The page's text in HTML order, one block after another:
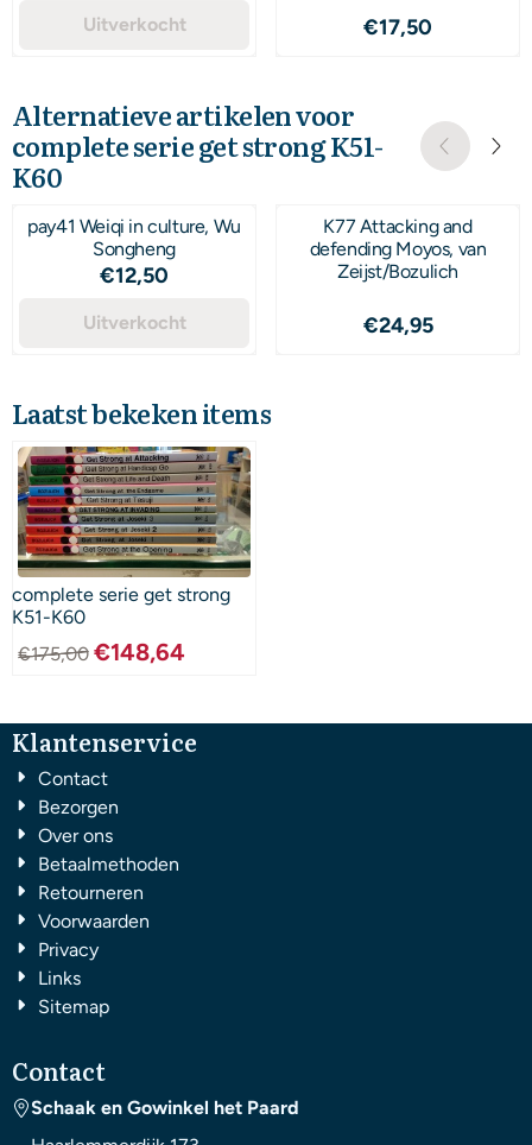
Uitverkocht Prijs: 17,50
€17,50
Alternatieve artikelen voor
complete serie get strong K51-
K60
pay41 Weiqi in culture, Wu
Songheng
Prijs: 12,50
€12,50
Uitverkocht
K77 Attacking and
defending Moyos, van
Zeijst/Bozulich
Prijs: 24,95
€24,95
Laatst bekeken items
complete serie get strong
K51-K60
€175,00 €148,64
Klantenservice
Contact
Bezorgen
Over ons
Betaalmethoden
Retourneren
Voorwaarden
Privacy
Links
Sitemap
Contact
Schaak en Gowinkel het Paard